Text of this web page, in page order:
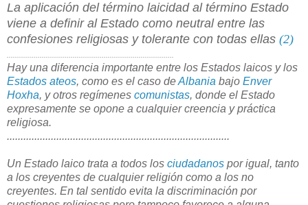
La aplicación del término laicidad al término Estado
viene a definir al Estado como neutral entre las
confesiones religiosas y tolerante con todas ellas (2)
Hay una diferencia importante entre los Estados laicos y los
Estados ateos, como es el caso deAlbania bajo Enver
Hoxha, y otros regímenes comunistas, donde el Estado
expresamente se opone a cualquier creencia y práctica
religiosa.
.................................................................................
Un Estado laico trata a todos los ciudadanos por igual, tanto
a los creyentes de cualquier religión como a los no
creyentes. En tal sentido evita la discriminación por